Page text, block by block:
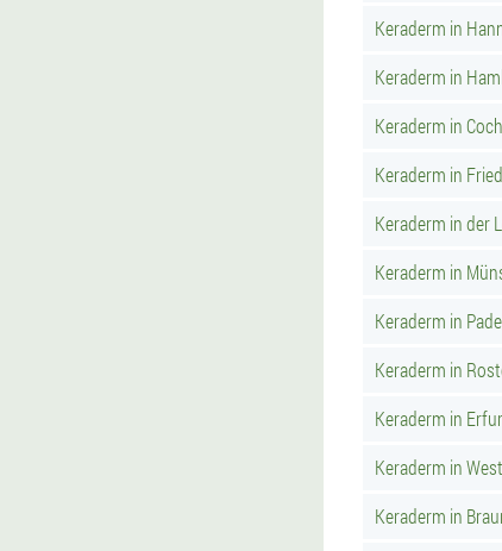
Keraderm in
Keraderm in
Keraderm in
Keraderm in
Keraderm in der
Keraderm in
Keraderm in
Keraderm in
Keraderm in
Keraderm in
Keraderm in